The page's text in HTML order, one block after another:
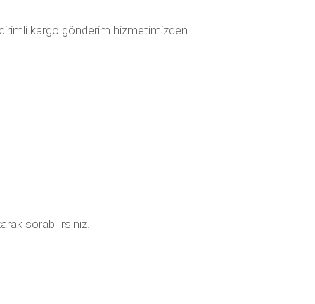
kargo gönderim hizmetimizden
sorabilirsiniz.